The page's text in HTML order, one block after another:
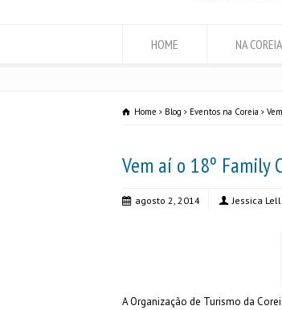
HOME NA COREIA
Home Blog Eventos na Coreia
Vem aí o 18º Family
agosto 2, 2014 Jessica
A Organização de Turismo da